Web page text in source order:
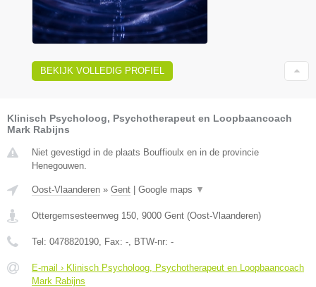
BEKIJK VOLLEDIG PROFIEL
Klinisch Psycholoog, Psychotherapeut en Loopbaancoach
Mark Rabijns
Niet gevestigd in de plaats Bouffioulx en in de provincie
Henegouwen.
Oost-Vlaanderen » Gent Google maps ▼
Ottergemsesteenweg 150 9000 Gent (Oost-Vlaanderen)
Tel: 0478820190 , Fax: - , BTW-nr: -
E-mail › Klinisch Psycholoog, Psychotherapeut en Loopbaancoach
Mark Rabijns